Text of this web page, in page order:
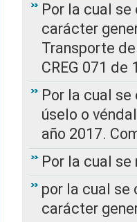
Por la cual
carácter
Transporte
CREG 071 de
Por la cual
úselo o
año 2017.
Por la cual se
por la cual se
carácter